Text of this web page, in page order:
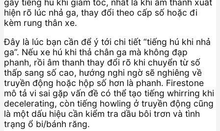
gây tiếng hú khi giảm tốc, nhất là khi âm thanh xuất
hiện rõ lúc nhả ga, thay đổi theo cấp số hoặc đi
kèm rung thân xe.
Đây là lúc bạn cần để ý tới chi tiết “tiếng hú khi nhả
ga”. Nếu xe hú khi thả chân ga mà không đạp
phanh, rồi âm thanh thay đổi rõ khi chuyển từ số
thấp sang số cao, hướng nghi ngờ sẽ nghiêng về
truyền động hoặc hộp số hơn là phanh. Firestone
mô tả vi sai gặp vấn đề có thể tạo tiếng whirring khi
decelerating, còn tiếng howling ở truyền động cũng
là một dấu hiệu cần kiểm tra dầu bôi trơn và tình
trạng ổ bi/bánh răng.